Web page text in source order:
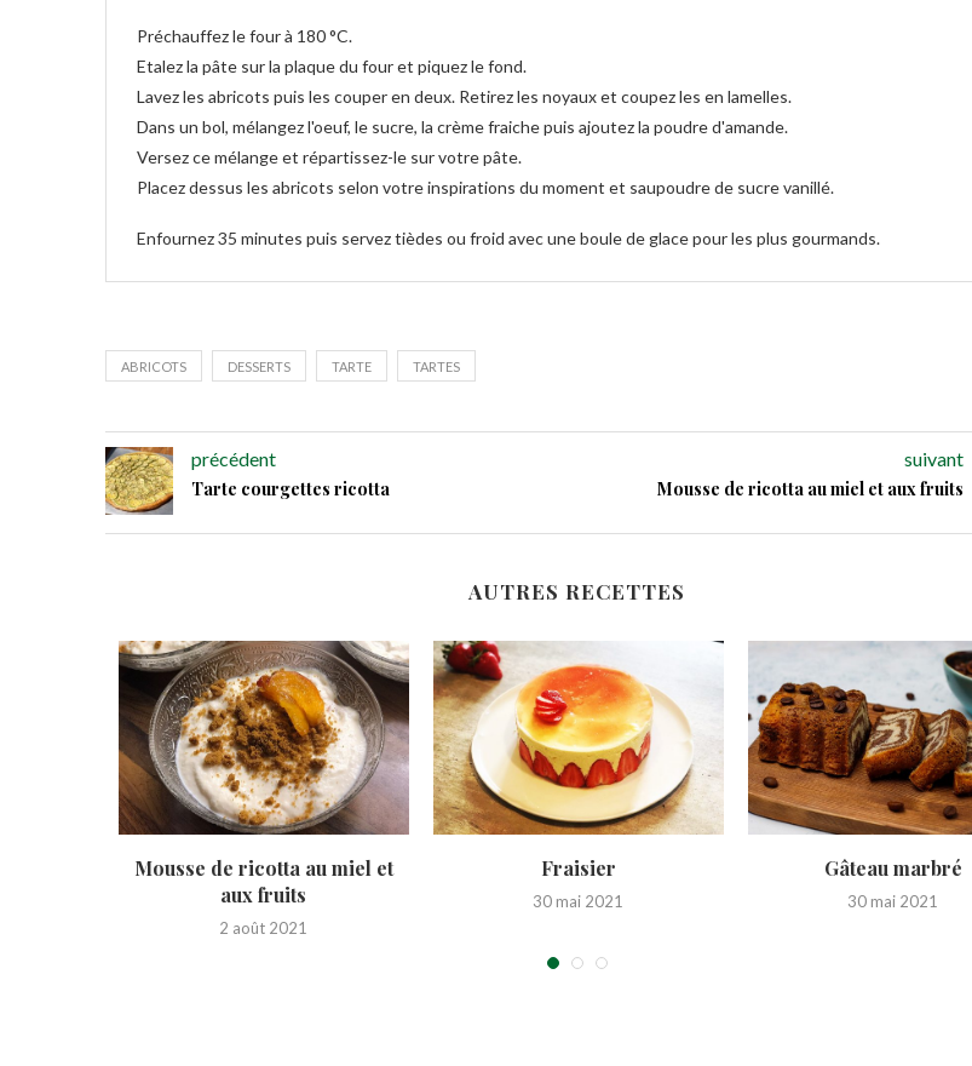
Préchauffez le four à 180 °C.
Etalez la pâte sur la plaque du four et piquez le fond.
Lavez les abricots puis les couper en deux. Retirez les noyaux et coupez les en lamelles.
Dans un bol, mélangez l'oeuf, le sucre, la crème fraiche puis ajoutez la poudre d'amande.
Versez ce mélange et répartissez-le sur votre pâte.
Placez dessus les abricots selon votre inspirations du moment et saupoudre de sucre vanillé.
Enfournez 35 minutes puis servez tièdes ou froid avec une boule de glace pour les plus gourmands.
ABRICOTS DESSERTS TARTE TARTES
précédent
Tarte courgettes ricotta
suivant
Mousse de ricotta au miel et aux fruits
AUTRES RECETTES
Mousse de ricotta au miel et
aux fruits
2 août 2021
Fraisier
30 mai 2021
Gâteau marbré
30 mai 2021